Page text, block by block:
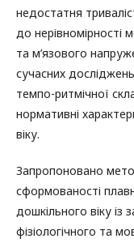
недостатня
до нерівномірності
та м’язового
сучасних
темпо-ритмічної
нормативні
віку.
Запропоновано
сформованості
дошкільного віку із
фізіологічного та